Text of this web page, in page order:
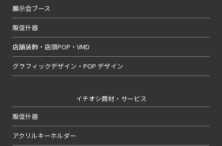
展示会ブース
販促什器
店舗装飾・店頭POP・VMD
グラフィックデザイン・POP デザイン
イチオシ商材・サービス
販促什器
アクリルキーホルダー